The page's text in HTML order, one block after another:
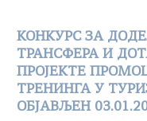
КОНКУРС ЗА
ТРАНСФЕРА И
ПРОЈЕКТЕ
ТРЕНИНГА У
ОБЈАВЉЕН